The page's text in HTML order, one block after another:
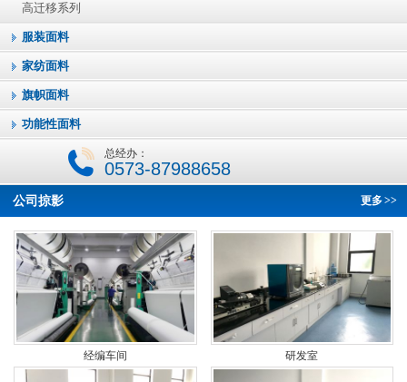
高迁移系列
服装面料
家纺面料
旗帜面料
功能性面料
总经办：
0573-87988658
更多>>
公司掠影
经编车间 研发室